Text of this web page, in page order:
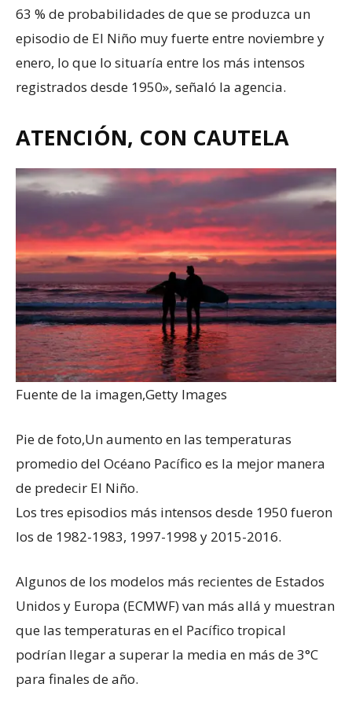
63 % de probabilidades de que se produzca un
episodio de El Niño muy fuerte entre noviembre y
enero, lo que lo situaría entre los más intensos
registrados desde 1950», señaló la agencia.
ATENCIÓN, CON CAUTELA
Fuente de la imagen,Getty Images
Pie de foto,Un aumento en las temperaturas
promedio del Océano Pacífico es la mejor manera
de predecir El Niño.
Los tres episodios más intensos desde 1950 fueron
los de 1982-1983, 1997-1998 y 2015-2016.
Algunos de los modelos más recientes de Estados
Unidos y Europa (ECMWF) van más allá y muestran
que las temperaturas en el Pacífico tropical
podrían llegar a superar la media en más de 3°C
para finales de año.